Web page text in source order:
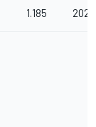
1.185